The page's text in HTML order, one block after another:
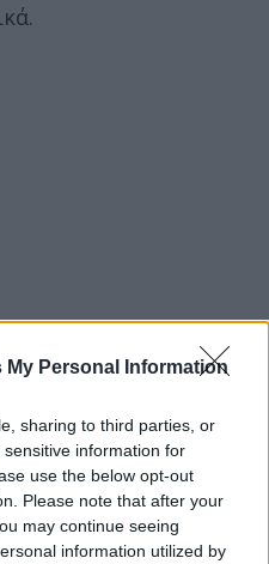
My Personal Information
sharing to third parties, or
information for
use the below opt-out
Please note that after your
may continue seeing
information utilized by